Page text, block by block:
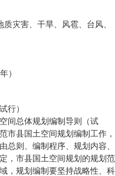
灾害、干旱、风雹、台风、
行）
间总体规划编制导则（试
市县国土空间规划编制工作，
则、编制程序、规划内容、
，市县国土空间规划的规划范
，规划编制要坚持战略性、科